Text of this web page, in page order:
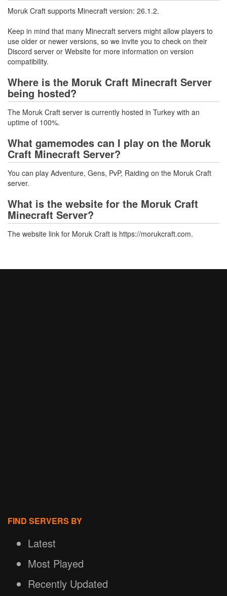
Moruk Craft supports Minecraft version: 26.1.2.
Keep in mind that many Minecraft servers might allow players to
use older or newer versions, so we invite you to check on their
Discord server or Website for more information on version
compatibility.
Where is the Moruk Craft Minecraft Server
being hosted?
The Moruk Craft server is currently hosted in Turkey with an
uptime of 100%.
What gamemodes can I play on the Moruk
Craft Minecraft Server?
You can play Adventure, Gens, PvP, Raiding on the Moruk Craft
server.
What is the website for the Moruk Craft
Minecraft Server?
The website link for Moruk Craft is https://morukcraft.com.
FIND SERVERS BY
Latest
Most Played
Recently Updated